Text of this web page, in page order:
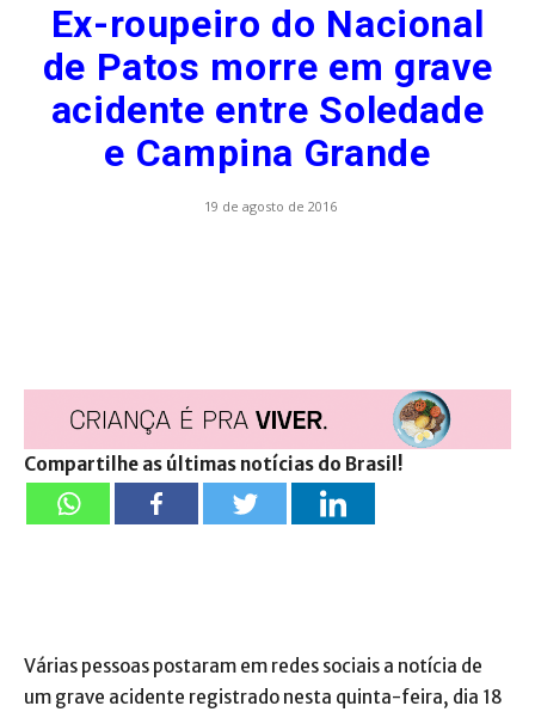
Ex-roupeiro do Nacional
de Patos morre em grave
acidente entre Soledade
e Campina Grande
19 de agosto de 2016
Compartilhe as últimas notícias do Brasil!
Várias pessoas postaram em redes sociais a notícia de
um grave acidente registrado nesta quinta-feira, dia 18